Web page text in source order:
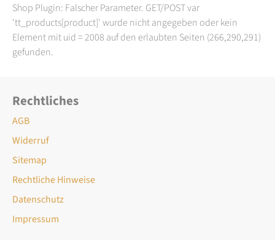
Shop Plugin: Falscher Parameter. GET/POST var
'tt_products[product]' wurde nicht angegeben oder kein
Element mit uid = 2008 auf den erlaubten Seiten (266,290,291)
gefunden.
Rechtliches
AGB
Widerruf
Sitemap
Rechtliche Hinweise
Datenschutz
Impressum